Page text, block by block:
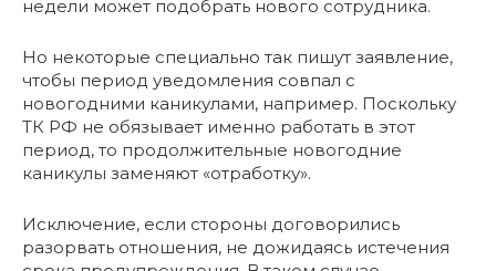
недели может подобрать нового сотрудника.
Но некоторые специально так пишут заявление,
чтобы период уведомления совпал с
новогодними каникулами, например. Поскольку
ТК РФ не обязывает именно работать в этот
период, то продолжительные новогодние
каникулы заменяют «отработку».
Исключение, если стороны договорились
разорвать отношения, не дожидаясь истечения